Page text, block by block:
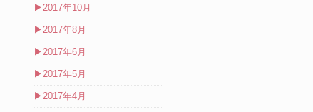
▶2017年10月
▶2017年8月
▶2017年6月
▶2017年5月
▶2017年4月